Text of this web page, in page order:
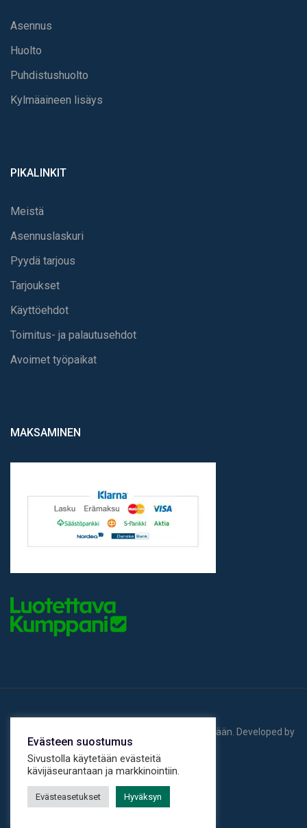
Asennus
Huolto
Puhdistushuolto
Kylmäaineen lisäys
PIKALINKIT
Meistä
Asennuslaskuri
Pyydä tarjous
Tarjoukset
Käyttöehdot
Toimitus- ja palautusehdot
Avoimet työpaikat
MAKSAMINEN
© 2026 Lämpötakuu Oy. Kaikki oikeudet pidätetään. Developed by
Mediafin Oy.
Evästeen suostumus
Sivustolla käytetään evästeitä
kävijäseurantaan ja markkinointiin.
Evästeasetukset Hyväksyn